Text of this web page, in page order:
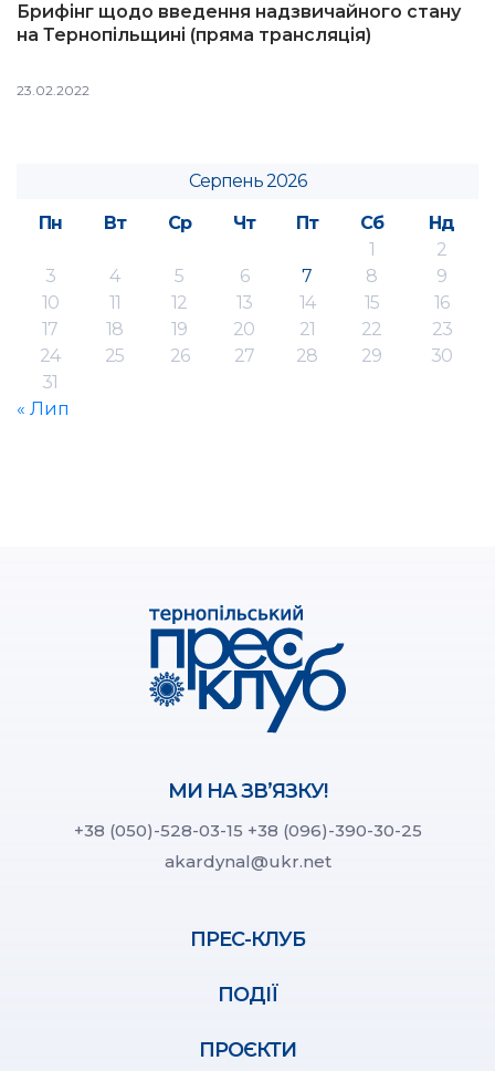
Брифінг щодо введення надзвичайного стану
на Тернопільщині (пряма трансляція)
23.02.2022
Серпень 2026
Пн
Вт Ср Чт Пт Сб
Нд
1
2
3
4 5 6 7 8
9
10
11 12 13 14 15
16
17
18 19 20 21 22
23
24
25 26 27 28 29
30
31
« Лип
МИ НА ЗВ’ЯЗКУ!
+38 (050)-528-03-15 +38 (096)-390-30-25
akardynal@ukr.net
ПРЕС-КЛУБ
ПОДІЇ
ПРОЄКТИ